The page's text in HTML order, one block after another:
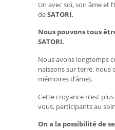
Un avec soi, son âme et
deSATORI.
Nous pouvons tous
SATORI.
Nous avons longtemps
naissons sur terre,
mémoires d’âme).
Cette croyance n’est
vous, participants au
On a la possibilité de